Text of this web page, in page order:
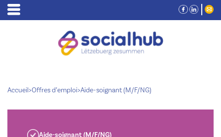
Accueil>Offres d’emploi>Aide-soignant (M/F/NG)
Aide-soignant (M/F/NG)